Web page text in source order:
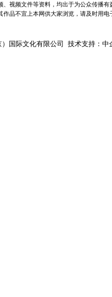
视频文件等资料，均出于为公众传播
品不宜上本网供大家浏览，请及时用
）国际文化有限公司 技术支持：